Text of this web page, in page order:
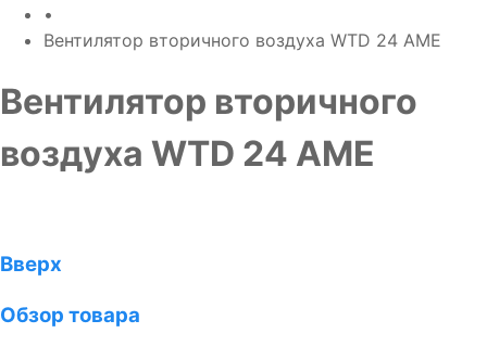
•
Вентилятор вторичного воздуха WTD 24 AME
Вентилятор вторичного
воздуха WTD 24 AME
Вверх
Обзор товара